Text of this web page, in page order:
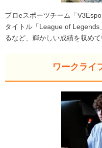
プロeスポーツチーム「
タイトル「League of
るなど、輝かしい成績を収めて
ワークライ